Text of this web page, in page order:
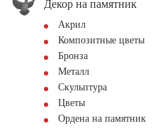
Декор на памятник
Акрил
Композитные цветы
Бронза
Металл
Скульптура
Цветы
Ордена на памятник